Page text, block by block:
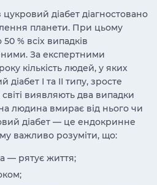
діабет діагностовано
планети. При цьому
% всіх випадків
За експертними
кількість людей, у яких
І та ІІ типу, зросте
виявляють два випадки
людина вмирає від нього чи
діабет — це ендокринне
важливо розуміти, що:
— рятує життя;